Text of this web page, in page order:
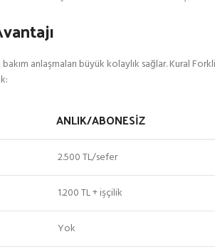
anlaşmaları büyük kolaylık sağlar. Kural
ANLIK/ABONESIZ
2.500 TL/sefer
1.200 TL + işçilik
Yok